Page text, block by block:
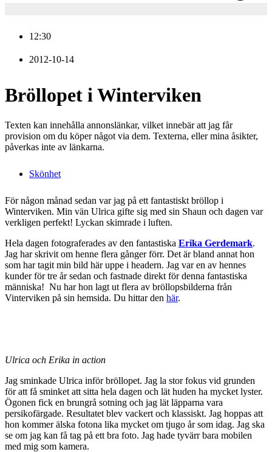
12:30
2012-10-14
Bröllopet i Winterviken
Texten kan innehålla annonslänkar, vilket innebär att jag får
provision om du köper något via dem. Texterna, eller mina åsikter,
påverkas inte av länkarna.
Skönhet
För någon månad sedan var jag på ett fantastiskt bröllop i
Winterviken. Min vän Ulrica gifte sig med sin Shaun och dagen var
verkligen perfekt! Lyckan skimrade i luften.
Hela dagen fotograferades av den fantastiska Erika Gerdemark.
Jag har skrivit om henne flera gånger förr. Det är bland annat hon
som har tagit min bild här uppe i headern. Jag var en av hennes
kunder för tre år sedan och fastnade direkt för denna fantastiska
människa! Nu har hon lagt ut flera av bröllopsbilderna från
Vinterviken på sin hemsida. Du hittar den här.
Ulrica och Erika in action
Jag sminkade Ulrica inför bröllopet. Jag la stor fokus vid grunden
för att få sminket att sitta hela dagen och lät huden ha mycket lyster.
Ögonen fick en brungrå sotning och jag lät läpparna vara
persikofärgade. Resultatet blev vackert och klassiskt. Jag hoppas att
hon kommer älska fotona lika mycket om tjugo år som idag. Jag ska
se om jag kan få tag på ett bra foto. Jag hade tyvärr bara mobilen
med mig som kamera.